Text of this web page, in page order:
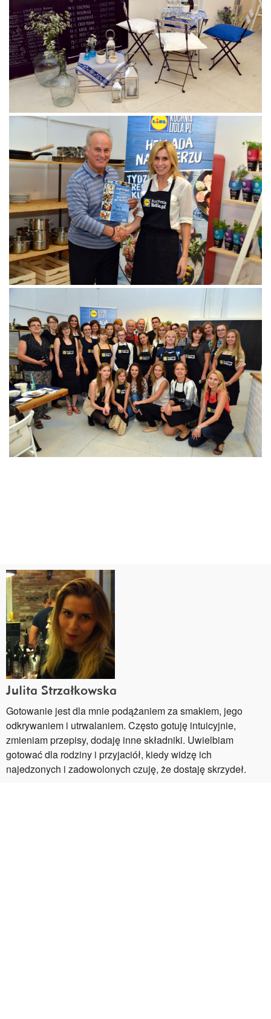
Julita Strzałkowska
Gotowanie jest dla mnie podążaniem za smakiem, jego
odkrywaniem i utrwalaniem. Często gotuję intuicyjnie,
zmieniam przepisy, dodaję inne składniki. Uwielbiam
gotować dla rodziny i przyjaciół, kiedy widzę ich
najedzonych i zadowolonych czuję, że dostaję skrzydeł.